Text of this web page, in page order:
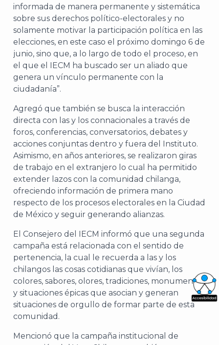
informada de manera permanente y sistemática
sobre sus derechos político-electorales y no
solamente motivar la participación política en las
elecciones, en este caso el próximo domingo 6 de
junio, sino que, a lo largo de todo el proceso, en
el que el IECM ha buscado ser un aliado que
genera un vínculo permanente con la
ciudadanía”.
Agregó que también se busca la interacción
directa con las y los connacionales a través de
foros, conferencias, conversatorios, debates y
acciones conjuntas dentro y fuera del Instituto.
Asimismo, en años anteriores, se realizaron giras
de trabajo en el extranjero lo cual ha permitido
extender lazos con la comunidad chilanga,
ofreciendo información de primera mano
respecto de los procesos electorales en la Ciudad
de México y seguir generando alianzas.
El Consejero del IECM informó que una segunda
campaña está relacionada con el sentido de
pertenencia, la cual le recuerda a las y los
chilangos las cosas cotidianas que vivían, los
colores, sabores, olores, tradiciones, monumentos
y situaciones épicas que asocian y generan
situaciones de orgullo de formar parte de esta
comunidad.
Mencionó que la campaña institucional de